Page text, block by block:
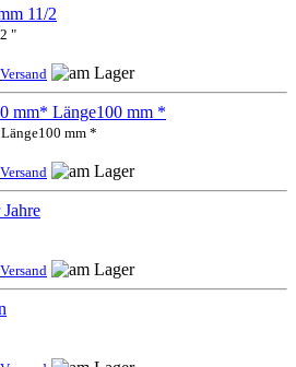
"
Versand
mm *
Versand
Versand